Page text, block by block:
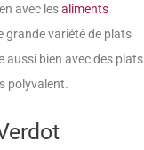
avec lesaliments
grande variété de plats
aussi bien avec des plats
polyvalent.